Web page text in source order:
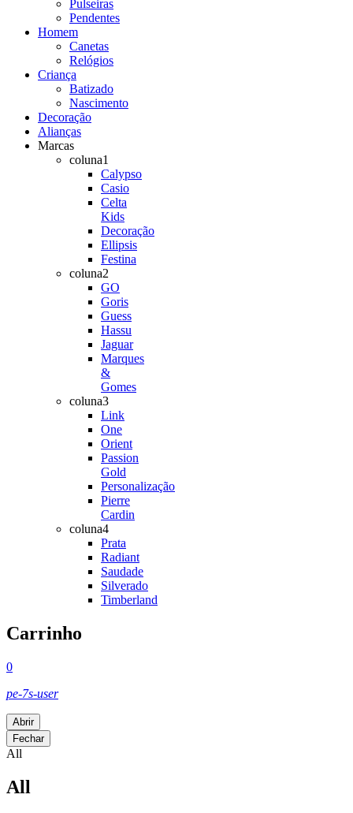
Pulseiras
Pendentes
Homem
Canetas
Relógios
Criança
Batizado
Nascimento
Decoração
Alianças
Marcas
coluna1
Calypso
Casio
Celta
Kids
Decoração
Ellipsis
Festina
coluna2
GO
Goris
Guess
Hassu
Jaguar
Marques
&
Gomes
coluna3
Link
One
Orient
Passion
Gold
Personalização
Pierre
Cardin
coluna4
Prata
Radiant
Saudade
Silverado
Timberland
Carrinho
0
pe-7s-user
Abrir
Fechar
All
All